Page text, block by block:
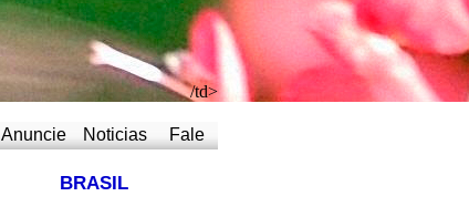
/td>
Anuncie Noticias Fale
BRASIL